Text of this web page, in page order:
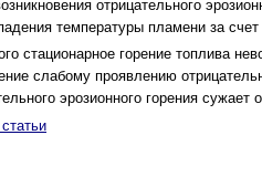
отрицательного
температуры пламени за
стационарное горение топлива
слабому проявлению
эрозионного горения сужает